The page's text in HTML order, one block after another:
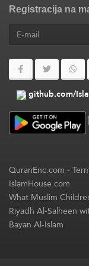
Registracija na
github.com/
QuranEnc.com-
IslamHouse.com
What Muslim
Riyadh Al-Salheen
Bayan Al-Islam